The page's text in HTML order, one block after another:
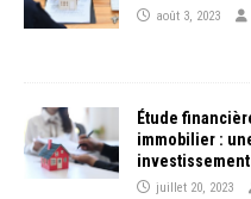
août 3, 2023
Étude
immobilier :
juillet 20, 2023